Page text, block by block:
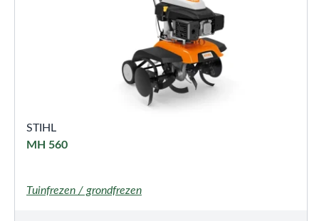
STIHL
MH 560
Tuinfrezen / grondfrezen